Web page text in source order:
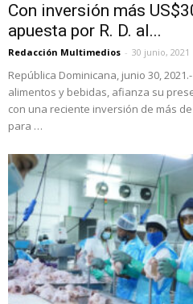
Con inversión más
apuesta por R. D. al...
Redacción Multimedios - 30 junio, 2021
República Dominicana, junio 30,
alimentos y bebidas, afianza su
con una reciente inversión de más
para …